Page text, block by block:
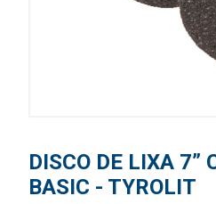
DISCO DE LIXA 7”
BASIC - TYROLIT